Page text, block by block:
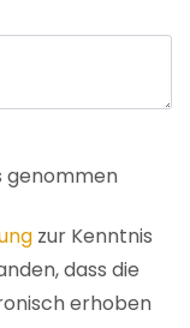
genommen
zur Kenntnis
dass die
erhoben